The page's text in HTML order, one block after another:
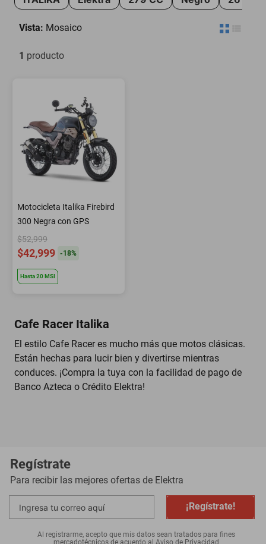
Vista: Mosaico
1 producto
Motocicleta Italika Firebird
300 Negra con GPS
$52,999
$42,999 -18%
Hasta20 MSI
Cafe Racer Italika
El estilo Cafe Racer es mucho más que motos clásicas.
Están hechas para lucir bien y divertirse mientras
conduces. ¡Compra la tuya con la facilidad de pago de
Banco Azteca o Crédito Elektra!
Regístrate
Para recibir las mejores ofertas de Elektra
¡Regístrate!
Al registrarme, acepto que mis datos sean tratados para fines
mercadotécnicos de acuerdo al Aviso de Privacidad